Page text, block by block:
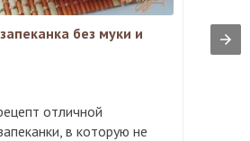
без муки и
отличной
в которую не